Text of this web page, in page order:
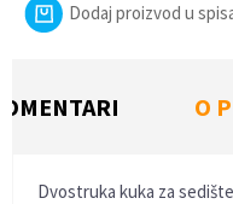
Dodaj proizvod u
O
Dvostruka kuka za